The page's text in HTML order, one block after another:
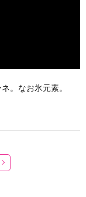
。なお氷元素。